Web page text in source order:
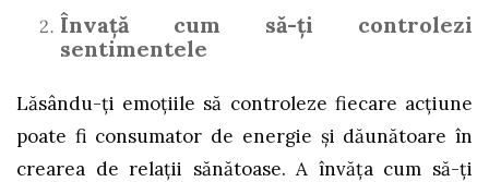
Învață cum să-ți controlezi
sentimentele
Lăsându-ți emoțiile să controleze fiecare acțiune
poate fi consumator de energie și dăunătoare în
crearea de relații sănătoase. A învăța cum să-ți